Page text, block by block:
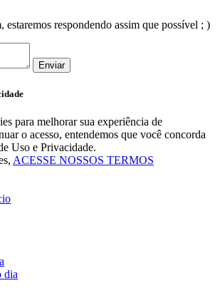
estaremos respondendo assim que possível ; )
Enviar
para melhorar sua experiência de
o acesso, entendemos que você concorda
Uso e Privacidade.
ACESSE NOSSOS TERMOS
dia